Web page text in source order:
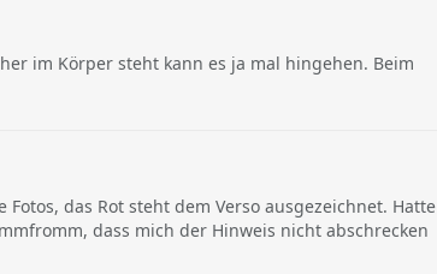
im Körper steht kann es ja mal hingehen. Beim
das Rot steht dem Verso ausgezeichnet. Hatte
dass mich der Hinweis nicht abschrecken